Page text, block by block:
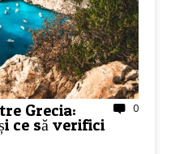
0
Grecia:
ce să verifici